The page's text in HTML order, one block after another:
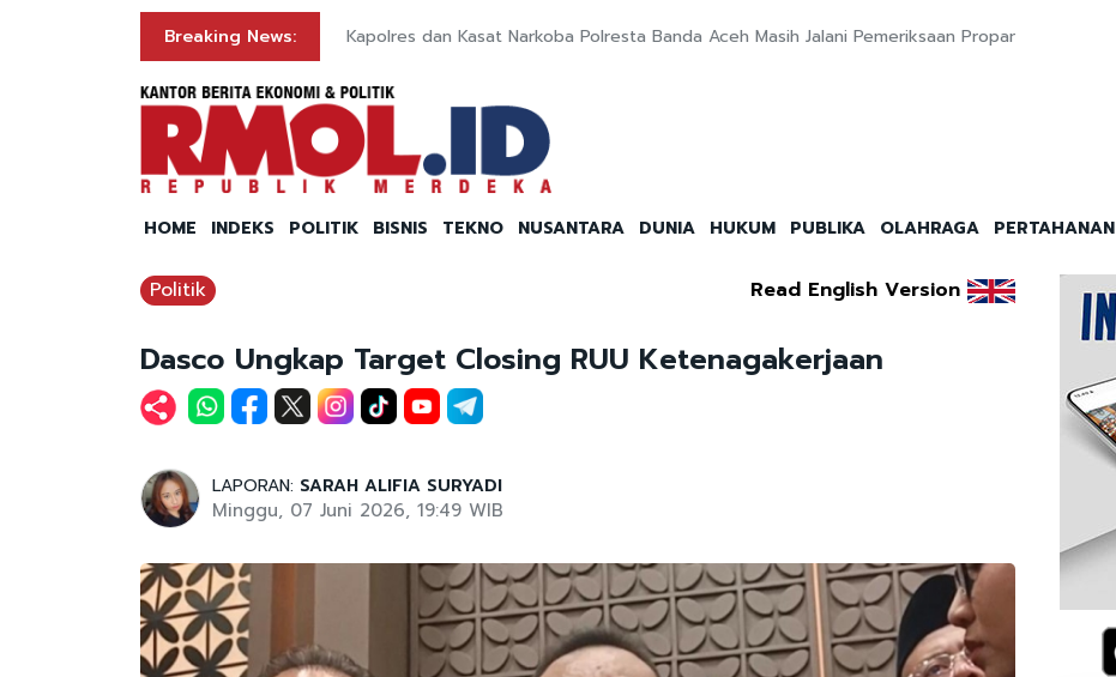
Breaking News: Kapolres dan Kasat Narkoba Polresta Banda Aceh Masih Jalani Pemeriksaan Propam
HOME INDEKS POLITIK BISNIS TEKNO NUSANTARA DUNIA HUKUM PUBLIKA OLAHRAGA PERTAHANAN
Politik Read English Version
Dasco Ungkap Target Closing RUU Ketenagakerjaan
LAPORAN: SARAH ALIFIA SURYADI
Minggu, 07 Juni 2026, 19:49 WIB